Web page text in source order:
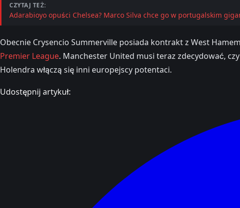
CZYTAJ TEŻ:
Adarabioyo opuści Chelsea? Marco Silva chce go w portugalskim
Obecnie Crysencio Summerville posiada kontrakt z West
Premier League. Manchester United musi teraz zdecydować,
Holendra włączą się inni europejscy potentaci.
Udostępnij artykuł: